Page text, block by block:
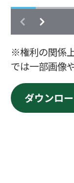
※権利の関係
では一部画像
ダウンロ